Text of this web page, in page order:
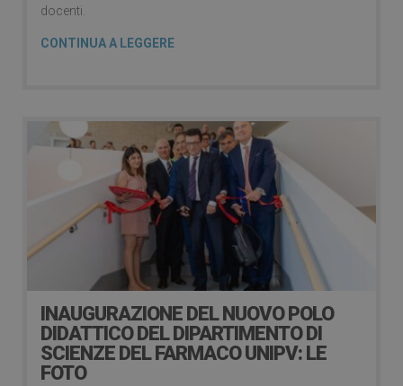
docenti.
CONTINUA A LEGGERE
INAUGURAZIONE DEL NUOVO POLO
DIDATTICO DEL DIPARTIMENTO DI
SCIENZE DEL FARMACO UNIPV: LE
FOTO